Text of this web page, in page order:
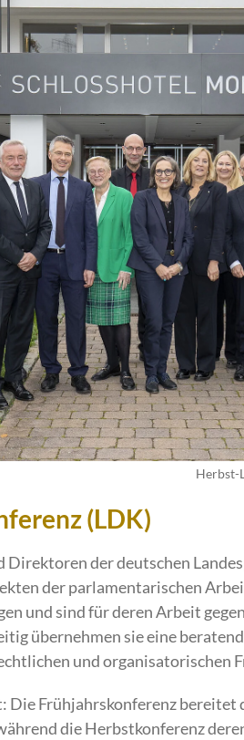
Herbst-
(LDK)
der deutschen
der parlamentarischen
und sind für deren Arbeit
übernehmen sie eine
und organisatorischen
Frühjahrskonferenz bereitet
die Herbstkonferenz